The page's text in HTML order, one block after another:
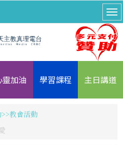
靈加油 學習課程 主日講道
教會活動